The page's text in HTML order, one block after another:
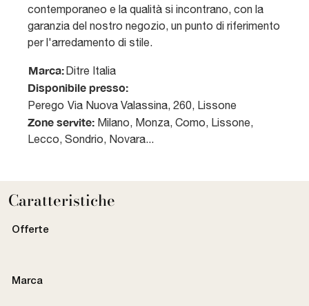
contemporaneo e la qualità si incontrano, con la
garanzia del nostro negozio, un punto di riferimento
per l'arredamento di stile.
Marca:Ditre Italia
Disponibile presso:
Perego Via Nuova Valassina, 260, Lissone
Zone servite: Milano, Monza, Como, Lissone,
Lecco, Sondrio, Novara...
Caratteristiche
Offerte
Marca